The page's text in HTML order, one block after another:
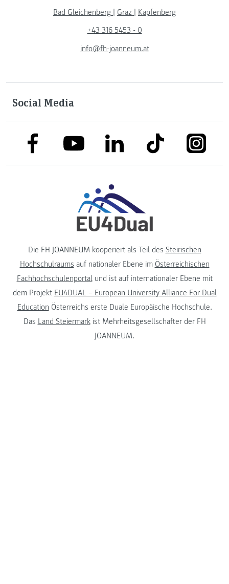
Bad Gleichenberg | Graz | Kapfenberg
+43 316 5453 - 0
info@fh-joanneum.at
Social Media
link to facebooklink to youtubelink to linkedinlink to tiktok link to
Die FH JOANNEUM kooperiert als Teil des Steirischen
Hochschulraums auf nationaler Ebene im Österreichischen
Fachhochschulenportalund ist auf internationaler Ebene mit
dem Projekt EU4DUAL – European University Alliance For Dual
Education Österreichs erste Duale Europäische Hochschule.
Das Land Steiermarkist Mehrheitsgesellschafter der FH
JOANNEUM.